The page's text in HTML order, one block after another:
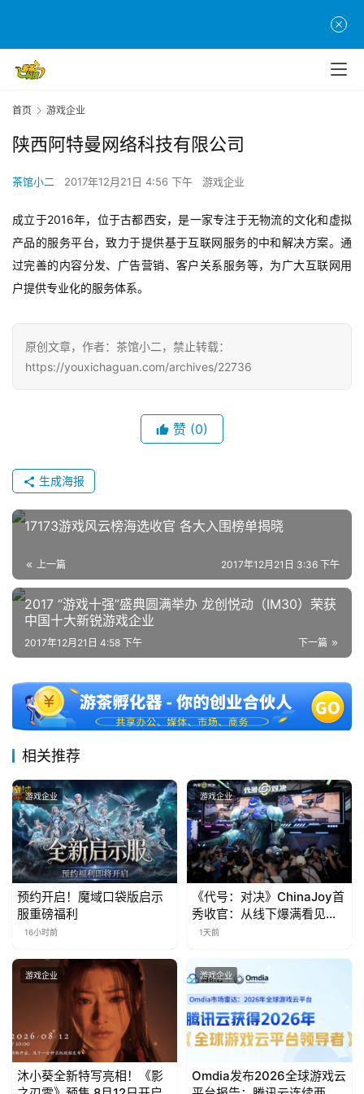
游
茶
创
游
业
界
手
游
戏
单
休
闲
游
2
5
十
三
届
金
奖
7
月
3
0
日
茶
对
首页 游戏企业
陕西阿特曼网络科技有限公司
茶馆小二 2017年12月21日 4:56 下午 游戏企业
成立于2016年，位于古都西安，是一家专注于无物流的文化和虚拟
产品的服务平台，致力于提供基于互联网服务的中和解决方案。通
过完善的内容分发、广告营销、客户关系服务等，为广大互联网用
户提供专业化的服务体系。
原创文章，作者：茶馆小二，禁止转载：
https://youxichaguan.com/archives/22736
赞 (0)
生成海报
17173游戏风云榜海选收官 各大入围榜单揭晓
上一篇 2017年12月21日 3:36 下午
2017 “游戏十强”盛典圆满举办 龙创悦动（IM30）荣获
中国十大新锐游戏企业
下一篇
2017年12月21日 4:58 下午
相关推荐
游戏企业
预约开启！魔域口袋版启示
服重磅福利
16小时前
游戏企业
《代号：对决》ChinaJoy首
秀收官：从线下爆满看见玩
家的真实期待
1天前
游戏企业
沐小葵全新特写亮相！《影
游戏企业
Omdia发布2026全球游戏云